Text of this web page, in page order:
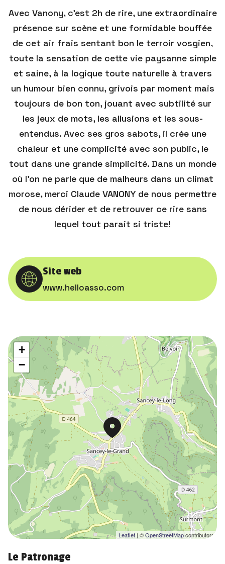
Avec Vanony, c'est 2h de rire, une extraordinaire
présence sur scène et une formidable bouffée
de cet air frais sentant bon le terroir vosgien,
toute la sensation de cette vie paysanne simple
et saine, à la logique toute naturelle à travers
un humour bien connu, grivois par moment mais
toujours de bon ton, jouant avec subtilité sur
les jeux de mots, les allusions et les sous-
entendus. Avec ses gros sabots, il crée une
chaleur et une complicité avec son public, le
tout dans une grande simplicité. Dans un monde
où l'on ne parle que de malheurs dans un climat
morose, merci Claude VANONY de nous permettre
de nous dérider et de retrouver ce rire sans
lequel tout parait si triste!
Site web
www.helloasso.com
+
−
Leaflet | ©OpenStreetMapcontributors
Le Patronage